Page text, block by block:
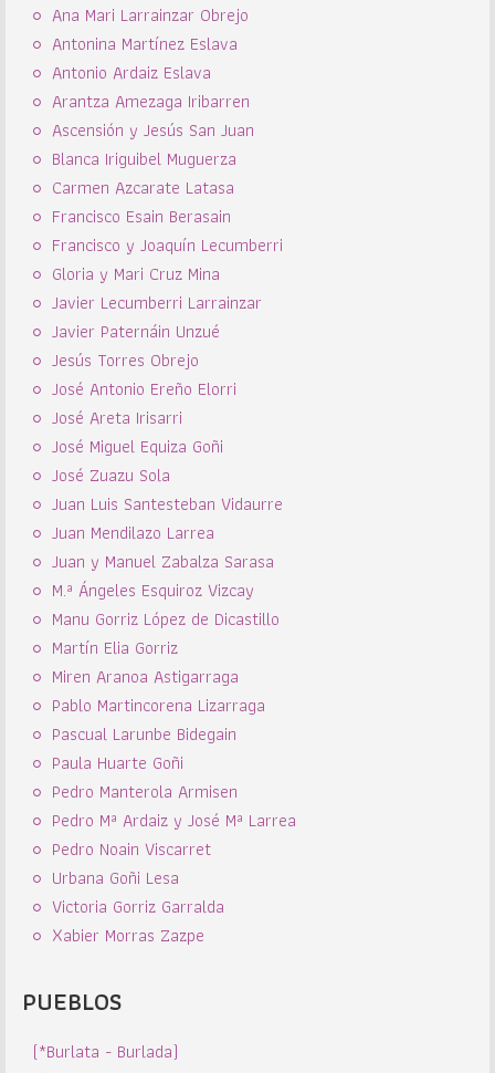
Ana Mari Larrainzar Obrejo
Antonina Martínez Eslava
Antonio Ardaiz Eslava
Arantza Amezaga Iribarren
Ascensión y Jesús San Juan
Blanca Iriguibel Muguerza
Carmen Azcarate Latasa
Francisco Esain Berasain
Francisco y Joaquín Lecumberri
Gloria y Mari Cruz Mina
Javier Lecumberri Larrainzar
Javier Paternáin Unzué
Jesús Torres Obrejo
José Antonio Ereño Elorri
José Areta Irisarri
José Miguel Equiza Goñi
José Zuazu Sola
Juan Luis Santesteban Vidaurre
Juan Mendilazo Larrea
Juan y Manuel Zabalza Sarasa
M.ª Ángeles Esquiroz Vizcay
Manu Gorriz López de Dicastillo
Martín Elia Gorriz
Miren Aranoa Astigarraga
Pablo Martincorena Lizarraga
Pascual Larunbe Bidegain
Paula Huarte Goñi
Pedro Manterola Armisen
Pedro Mª Ardaiz y José Mª Larrea
Pedro Noain Viscarret
Urbana Goñi Lesa
Victoria Gorriz Garralda
Xabier Morras Zazpe
PUEBLOS
(*Burlata - Burlada)